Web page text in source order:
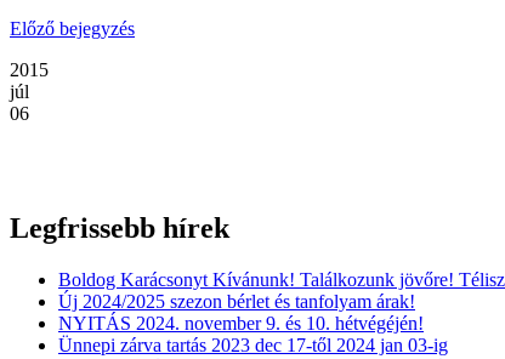
Előző bejegyzés
2015
júl
06
Legfrissebb hírek
Boldog Karácsonyt Kívánunk! Találkozunk jövőre!
Új 2024/2025 szezon bérlet és tanfolyam árak!
NYITÁS 2024. november 9. és 10. hétvégéjén!
Ünnepi zárva tartás 2023 dec 17-től 2024 jan 03-ig